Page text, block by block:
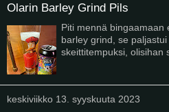
Olarin Barley Grind Pils
Piti mennä bingaamaan
barley grind, se
skeittitempuksi, olisihan
keskiviikko 13. syyskuuta 2023